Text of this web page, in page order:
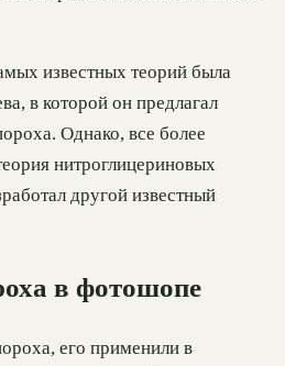
известных теорий была
в которой он предлагал
Однако, все более
нитроглицериновых
другой известный
в фотошопе
его применили в